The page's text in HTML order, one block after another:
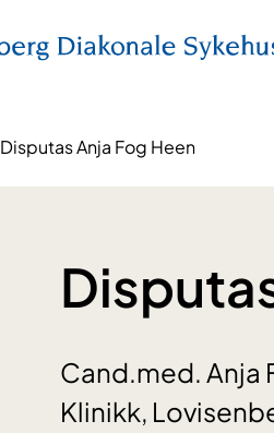
Disputas Anja Fog Heen
Cand.med. Anja
Klinikk,